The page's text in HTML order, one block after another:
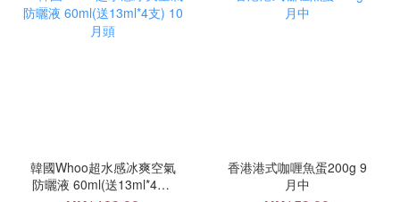
韓國Whoo超水感冰爽空氣
防曬液 60ml(送13ml*4支)
香港港式咖喱魚蛋200g 9
月中